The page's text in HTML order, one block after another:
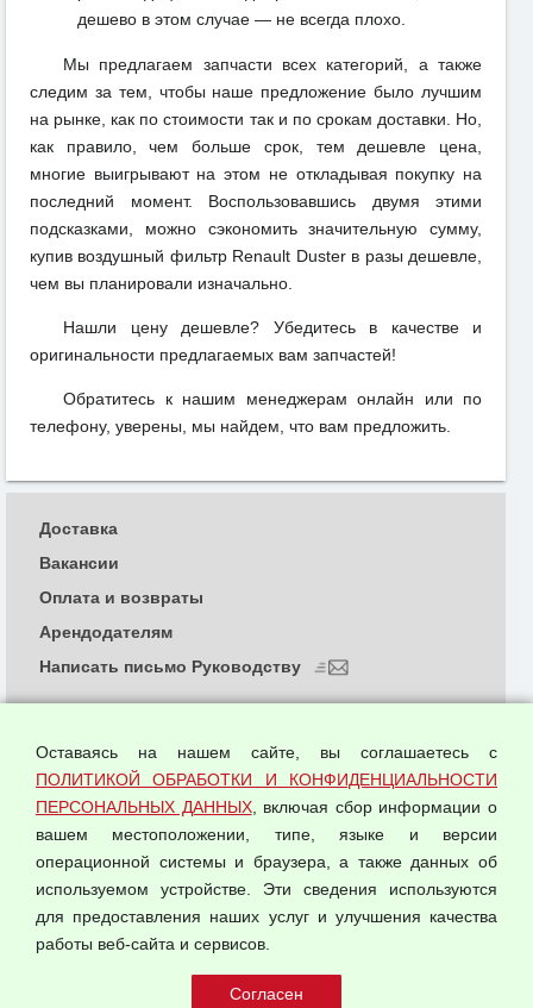
дешево в этом случае — не всегда плохо.
Мы предлагаем запчасти всех категорий, а также
следим за тем, чтобы наше предложение было лучшим
на рынке, как по стоимости так и по срокам доставки. Но,
как правило, чем больше срок, тем дешевле цена,
многие выигрывают на этом не откладывая покупку на
последний момент. Воспользовавшись двумя этими
подсказками, можно сэкономить значительную сумму,
купив воздушный фильтр Renault Duster в разы дешевле,
чем вы планировали изначально.
Нашли цену дешевле? Убедитесь в качестве и
оригинальности предлагаемых вам запчастей!
Обратитесь к нашим менеджерам онлайн или по
телефону, уверены, мы найдем, что вам предложить.
© 2026 ООО "Феникс"
Политика обработки и конфиденциальности
персональных данных
Согласием на обработку персональных данных
Оферта оптовой купли-продажи
Публичная оферта
Доставка
Вакансии
Оплата и возвраты
Арендодателям
Написать письмо Руководству
Оставаясь на нашем сайте, вы соглашаетесь с
ПОЛИТИКОЙ ОБРАБОТКИ И КОНФИДЕНЦИАЛЬНОСТИ
ПЕРСОНАЛЬНЫХ ДАННЫХ, включая сбор информации о
вашем местоположении, типе, языке и версии
операционной системы и браузера, а также данных об
используемом устройстве. Эти сведения используются
для предоставления наших услуг и улучшения качества
работы веб-сайта и сервисов.